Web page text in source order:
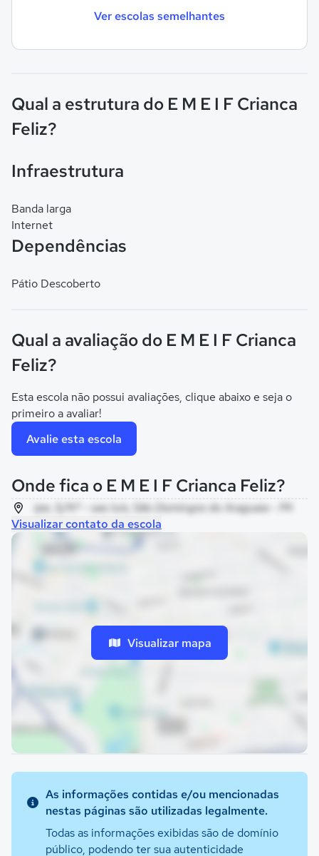
Ver escolas semelhantes
Qual a estrutura do E M E I F Crianca
Feliz?
Infraestrutura
Banda larga
Internet
Dependências
Pátio Descoberto
Qual a avaliação do E M E I F Crianca
Feliz?
Esta escola não possui avaliações, clique abaixo e seja o
primeiro a avaliar!
Avalie esta escola
Onde fica o E M E I F Crianca Feliz?
ipe, S/Nº - sao luis, São Domingos do Araguaia - PA
Visualizar contato da escola
Visualizar mapa
As informações contidas e/ou mencionadas
nestas páginas são utilizadas legalmente.
Todas as informações exibidas são de domínio
público, podendo ter sua autenticidade